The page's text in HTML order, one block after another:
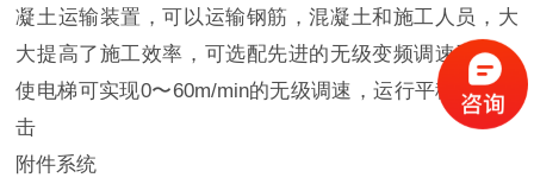
凝土运输装置，可以运输钢筋，混凝土和施工人员，大
大提高了施工效率，可选配先进的无级变频调速系统，
使电梯可实现0〜60m/min的无级调速，运行平稳，无冲
击
附件系统